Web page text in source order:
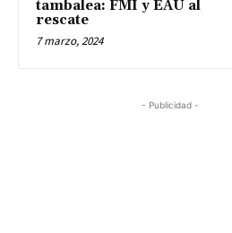
tambalea: FMI y EAU al
rescate
7 marzo, 2024
- Publicidad -